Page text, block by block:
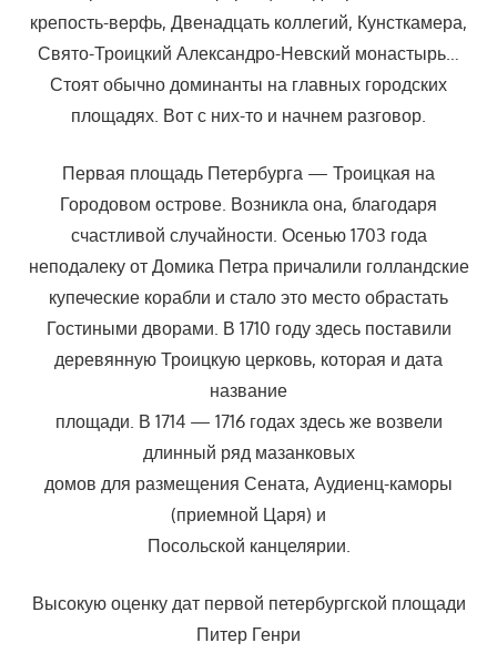
крепость-верфь, Двенадцать коллегий, Кунсткамера,
Свято-Троицкий Александро-Невский монастырь…
Стоят обычно доминанты на главных городских
площадях. Вот с них-то и начнем разговор.
Первая площадь Петербурга — Троицкая на
Городовом острове. Возникла она, благодаря
счастливой случайности. Осенью 1703 года
неподалеку от Домика Петра причалили голландские
купеческие корабли и стало это место обрастать
Гостиными дворами. В 1710 году здесь поставили
деревянную Троицкую церковь, которая и дата
название
площади. В 1714 — 1716 годах здесь же возвели
длинный ряд мазанковых
домов для размещения Сената, Аудиенц-каморы
(приемной Царя) и
Посольской канцелярии.
Высокую оценку дат первой петербургской площади
Питер Генри